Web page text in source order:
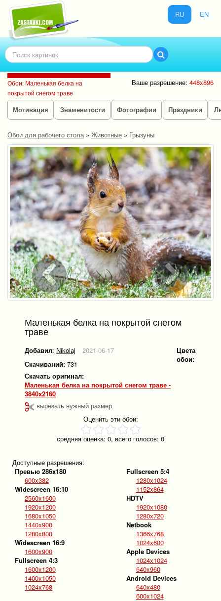
RU EN
Обои: Маленькая белка на
покрытой снегом траве
Ваше разрешение: 448x896
Мотивация Знаменитости Фотографии Праздники
Обои для рабочего стола» Животные » Грызуны
Маленькая белка на покрытой снегом
траве
Добавил: Nikolaj
2021-06-17
Скачиваний: 731
Скачать оригинал:
Маленькая белка на покрытой снегом траве -
3840x2160
вырезать нужный размер
Цвета
обои:
Оценить эти обои:
средняя оценка: 0, всего голосов: 0
Доступные разрешения:
Превью 286x180
600x382
Widescreen 16:10
2560x1600
1920x1200
1680x1050
1440x900
1280x800
Widescreen 16:9
1600x900
Fullscreen 4:3
1600x1200
1400x1050
1024x768
Fullscreen 5:4
1280x1024
1152x864
HDTV
1920x1080
1280x720
Netbook
1366x768
1024x600
Apple Devices
1024x1024
640x960
Android Devices
640x480
600x1024